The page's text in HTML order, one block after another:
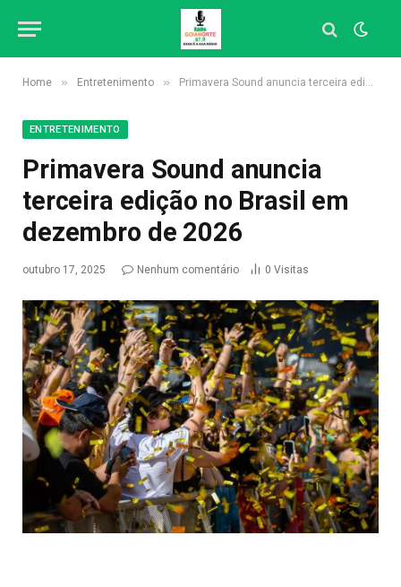
Home » Entretenimento » Primavera Sound anuncia terceira edição no Brasil em dezembro de 2026
ENTRETENIMENTO
Primavera Sound anuncia
terceira edição no Brasil em
dezembro de 2026
outubro 17, 2025 Nenhum comentário 0 Visitas